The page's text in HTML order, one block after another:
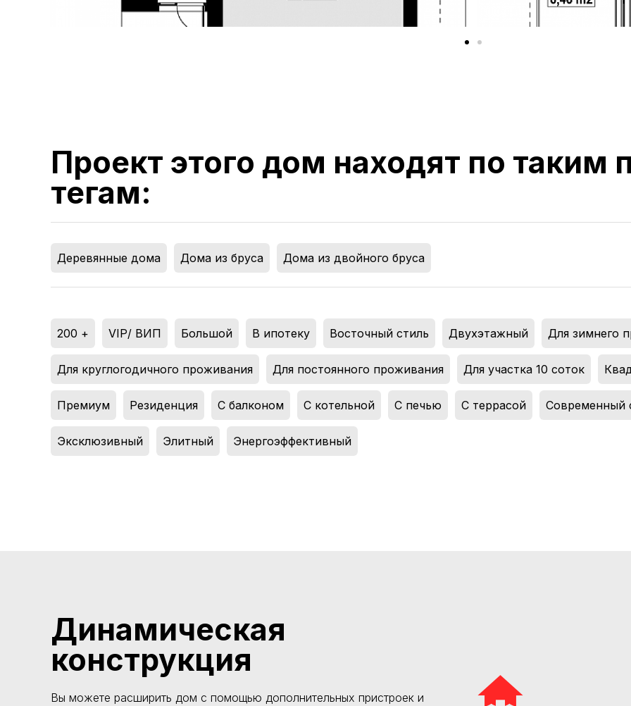
Проект этого дом находят по таким
тегам:
Деревянные дома Дома из бруса Дома из двойного бруса
200 + VIP/ ВИП Большой В ипотеку Восточный стиль Двухэтажный Для зимнего
Для круглогодичного проживания Для постоянного проживания Для участка 10 соток
Премиум Резиденция С балконом С котельной С печью С террасой Современный
Эксклюзивный Элитный Энергоэффективный
Динамическая
конструкция
Вы можете расширить дом с помощью дополнительных пристроек и